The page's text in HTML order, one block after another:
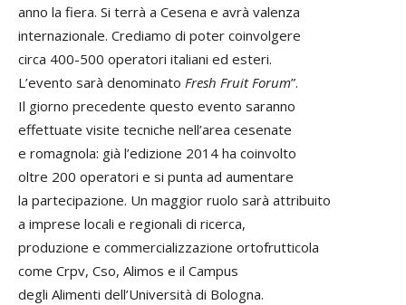
anno la fiera. Si terrà a Cesena e avrà valenza
internazionale. Crediamo di poter coinvolgere
circa 400-500 operatori italiani ed esteri.
L’evento sarà denominato Fresh Fruit Forum”.
Il giorno precedente questo evento saranno
effettuate visite tecniche nell’area cesenate
e romagnola: già l’edizione 2014 ha coinvolto
oltre 200 operatori e si punta ad aumentare
la partecipazione. Un maggior ruolo sarà attribuito
a imprese locali e regionali di ricerca,
produzione e commercializzazione ortofrutticola
come Crpv, Cso, Alimos e il Campus
degli Alimenti dell’Università di Bologna.